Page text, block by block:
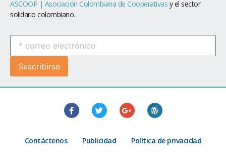
ASCOOP | Asociación Colombiana de Cooperativas y el sector
solidario colombiano.
Contáctenos Publicidad Política de privacidad